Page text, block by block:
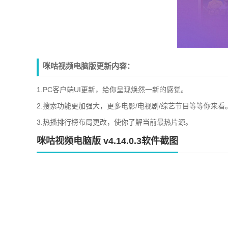
咪咕视频电脑版更新内容：
1.PC客户端UI更新，给你呈现焕然一新的感觉。
2.搜索功能更加强大，更多电影/电视剧/综艺节目等等你来看
3.热播排行榜布局更改，使你了解当前最热片源。
咪咕视频电脑版 v4.14.0.3软件截图